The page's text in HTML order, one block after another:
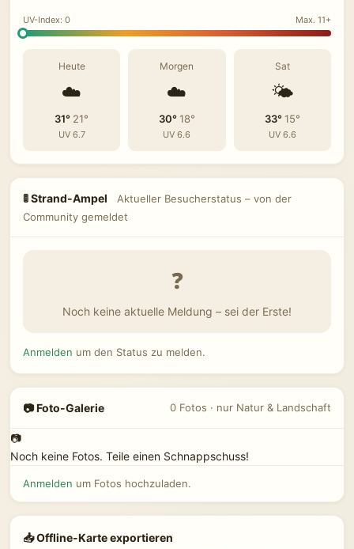
UV-Index: 0 Max. 11+
Heute
☁️
31° 21°
UV 6.7
Morgen
☁️
30°18°
UV 6.6
Sat
🌤️
33°15°
UV 6.6
🚦 Strand-Ampel
Aktueller Besucherstatus – von der
Community gemeldet
❓
Noch keine aktuelle Meldung – sei der Erste!
Anmelden um den Status zu melden.
📷 Foto-Galerie 0 Fotos · nur Natur & Landschaft
📷
Noch keine Fotos. Teile einen Schnappschuss!
Anmelden um Fotos hochzuladen.
📥 Offline-Karte exportieren